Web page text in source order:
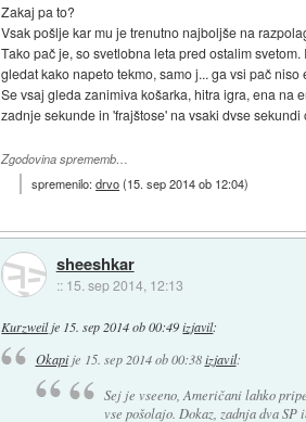
Zakaj pa to?
Vsak pošlje kar mu je trenutno najboljše na
Tako pač je, so svetlobna leta pred ostalim
gledat kako napeto tekmo, samo j... ga vsi pač niso
Se vsaj gleda zanimiva košarka, hitra igra, ena
zadnje sekunde in 'frajštose' na vsaki dvse sekundi
Zgodovina sprememb…
spremenilo:drvo(15. sep 2014 ob 12:04)
sheeshkar
:: 15. sep 2014, 12:13
Kurzweilje 15. sep 2014 ob 00:49 izjavil:
Okapije 15. sep 2014 ob 00:38 izjavil:
Sej je vseeno, Američani lahko
vse pošolajo. Dokaz, zadnja dva SP